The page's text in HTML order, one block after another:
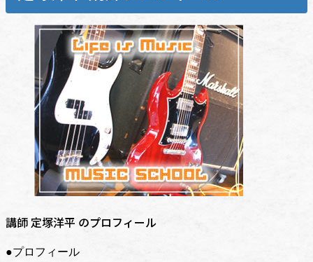
講師 定塚洋平 のプロフィール
●プロフィール